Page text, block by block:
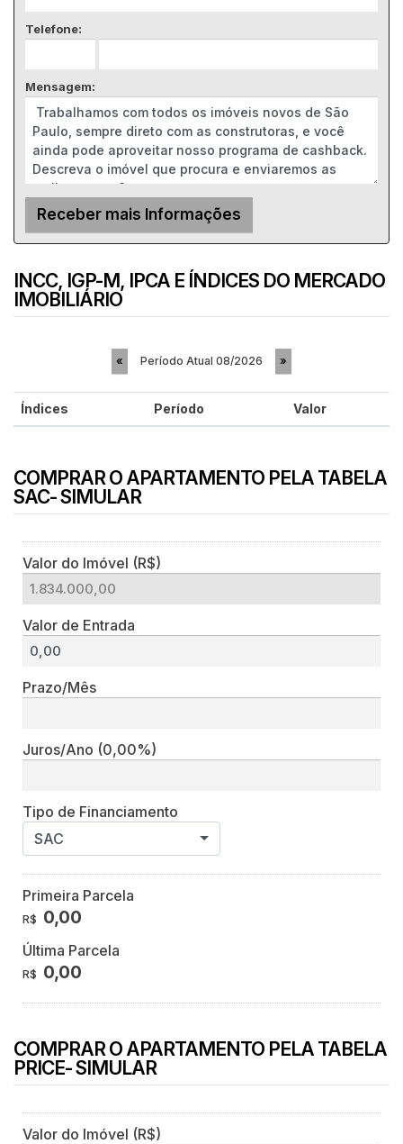
Telefone:
Mensagem:
INCC, IGP-M, IPCA E ÍNDICES DO MERCADO
IMOBILIÁRIO
« Período Atual 08/2026 »
Índices Período Valor
COMPRAR O APARTAMENTO PELA TABELA
SAC- SIMULAR
Valor do Imóvel (R$)
Valor de Entrada
Prazo/Mês
Juros/Ano (0,00%)
Tipo de Financiamento
SAC
Primeira Parcela
R$ 0,00
Última Parcela
R$ 0,00
COMPRAR O APARTAMENTO PELA TABELA
PRICE- SIMULAR
Valor do Imóvel (R$)